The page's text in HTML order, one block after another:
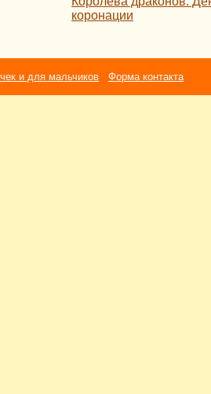
коронации
и для мальчиков Форма контакта